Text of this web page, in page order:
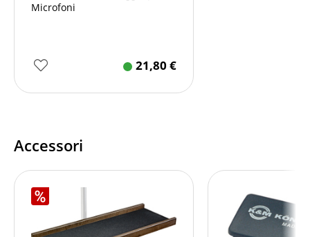
Microfoni
21,80 €
Accessori